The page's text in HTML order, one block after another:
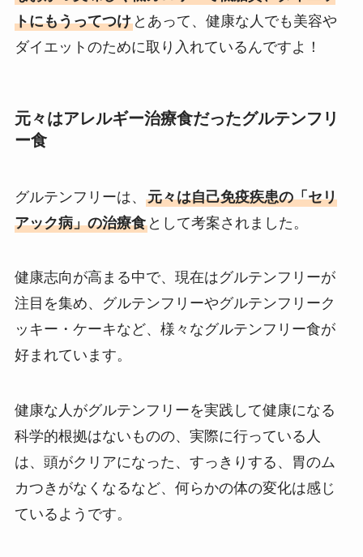
トにもうってつけとあって、健康な人でも美容や
ダイエットのために取り入れているんですよ！
元々はアレルギー治療食だったグルテンフリ
ー食
グルテンフリーは、 元々は自己免疫疾患の「セリ
アック病」の治療食として考案されました。
健康志向が高まる中で、現在はグルテンフリーが
注目を集め、グルテンフリーやグルテンフリーク
ッキー・ケーキなど、様々なグルテンフリー食が
好まれています。
健康な人がグルテンフリーを実践して健康になる
科学的根拠はないものの、実際に行っている人
は、頭がクリアになった、すっきりする、胃のム
カつきがなくなるなど、何らかの体の変化は感じ
ているようです。